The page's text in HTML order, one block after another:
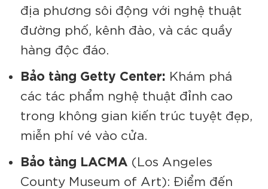
địa phương sôi động với nghệ thuật
đường phố, kênh đào, và các quầy
hàng độc đáo.
Bảo tàng Getty Center: Khám phá
các tác phẩm nghệ thuật đỉnh cao
trong không gian kiến trúc tuyệt đẹp,
miễn phí vé vào cửa.
Bảo tàng LACMA (Los Angeles
County Museum of Art): Điểm đến